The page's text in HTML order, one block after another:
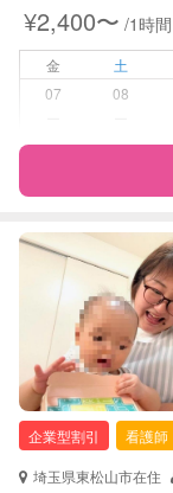
病児対応
障がい児対応
レッスン
定期予約
お子様の撮影
（定期特典）
¥2,400〜 /1時間
金 土
07
08
特徴 料金
サポートの特徴
資格
対応可能/特徴
企業型割引
看護師
埼玉県東松山市在住